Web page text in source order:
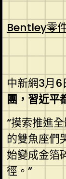
Bentley零
中新網3月6
團，習近平
“摸索推進
的雙魚座們
始變成金箔
徑。”